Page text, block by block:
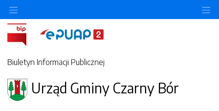
Biuletyn Informacji Publicznej
Urząd Gminy Czarny Bór